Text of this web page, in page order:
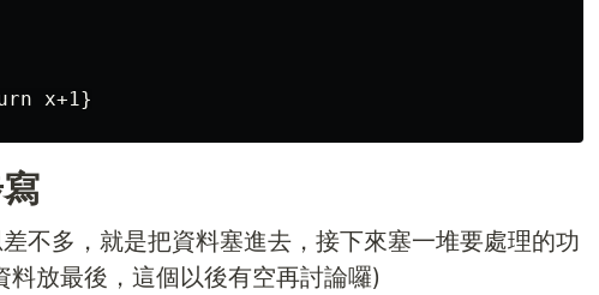
不多，就是把資料塞進去，接下來塞一堆要處理的功
放最後，這個以後有空再討論囉)